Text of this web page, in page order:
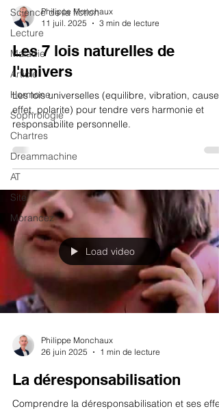
Science de la fiction
Lecture
Maladie
Article
Hormone
Sophrologie
Chartres
Dreammachine
AT
Site
Morancez
Philippe Monchaux
11 juil. 2025
3 min de lecture
Les 7 lois naturelles de
l'univers
Les lois universelles (equilibre, vibration, cause
effet, polarite) pour tendre vers harmonie et
responsabilite personnelle.
Load video
Philippe Monchaux
26 juin 2025
1 min de lecture
La déresponsabilisation
Comprendre la déresponsabilisation et ses